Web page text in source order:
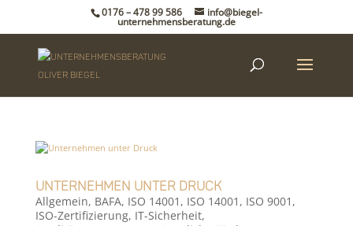
0176 – 478 99 586 info@biegel-
unternehmensberatung.de
Unternehmen unter Druck
Allgemein, BAFA, ISO 14001 , ISO 14001 , ISO 9001 ,
ISO-Zertifizierung, IT-Sicherheit,